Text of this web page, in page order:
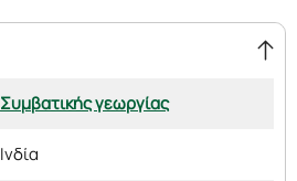
Συμβατικής γεωργίας
Ινδία